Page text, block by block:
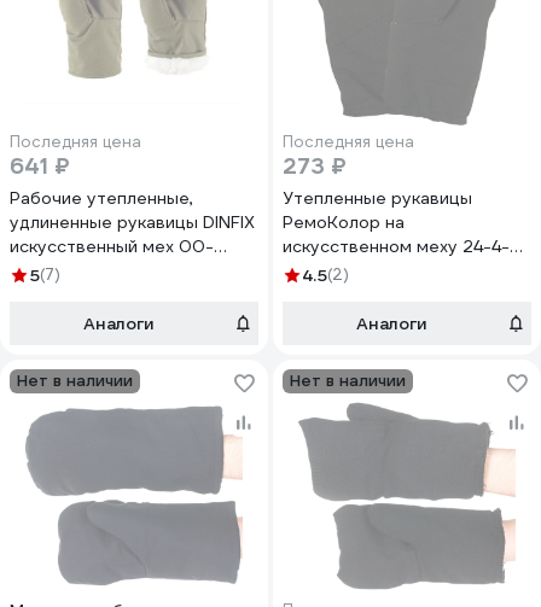
Последняя цена
641 ₽
Рабочие утепленные,
удлиненные рукавицы DINFIX
искусственный мех 00-
0004206
5(7)
Аналоги
Последняя цена
273 ₽
Утепленные рукавицы
РемоКолор на
искусственном меху 24-4-
009
4.5(2)
Аналоги
Нет в наличии Нет в наличии